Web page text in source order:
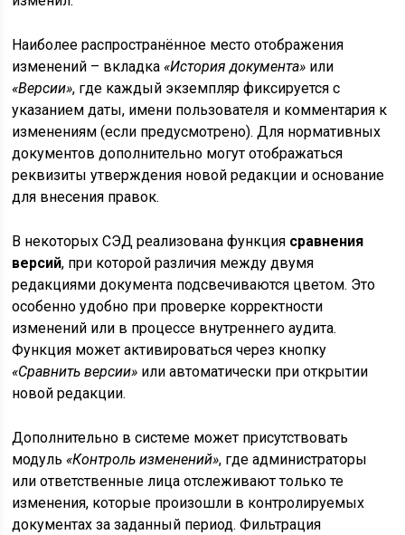
Наиболее распространённое место отображения
изменений – вкладка«История документа» или
«Версии», где каждый экземпляр фиксируется с
указанием даты, имени пользователя и комментария к
изменениям (если предусмотрено). Для нормативных
документов дополнительно могут отображаться
реквизиты утверждения новой редакции и основание
для внесения правок.
В некоторых СЭД реализована функция сравнения
версий, при которой различия между двумя
редакциями документа подсвечиваются цветом. Это
особенно удобно при проверке корректности
изменений или в процессе внутреннего аудита.
Функция может активироваться через кнопку
«Сравнить версии» или автоматически при открытии
новой редакции.
Дополнительно в системе может присутствовать
модуль«Контроль изменений», где администраторы
или ответственные лица отслеживают только те
изменения, которые произошли в контролируемых
документах за заданный период. Фильтрация